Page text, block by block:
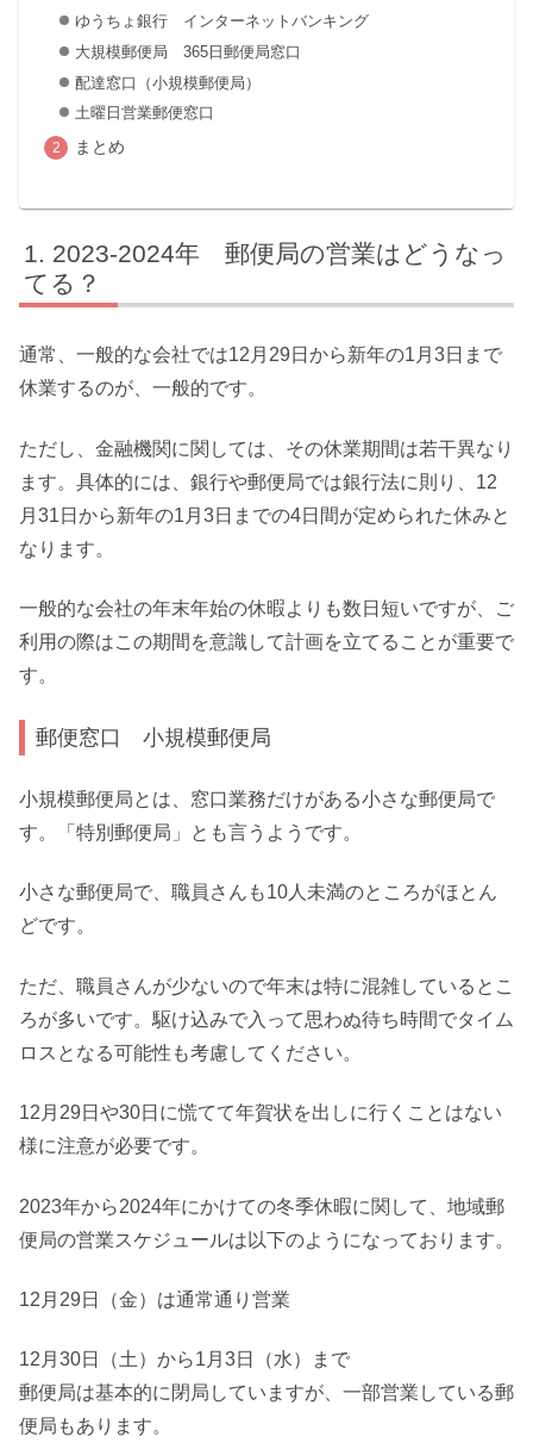
ゆうちょ銀行 インターネットバンキング
大規模郵便局 365日郵便局窓口
配達窓口（小規模郵便局）
土曜日営業郵便窓口
まとめ
2023-2024年 郵便局の営業はどうなっ
てる？
通常、一般的な会社では12月29日から新年の1月3日まで
休業するのが、一般的です。
ただし、金融機関に関しては、その休業期間は若干異なり
ます。具体的には、銀行や郵便局では銀行法に則り、12
月31日から新年の1月3日までの4日間が定められた休みと
なります。
一般的な会社の年末年始の休暇よりも数日短いですが、ご
利用の際はこの期間を意識して計画を立てることが重要で
す。
郵便窓口 小規模郵便局
小規模郵便局とは、窓口業務だけがある小さな郵便局で
す。「特別郵便局」とも言うようです。
小さな郵便局で、職員さんも10人未満のところがほとん
どです。
ただ、職員さんが少ないので年末は特に混雑しているとこ
ろが多いです。駆け込みで入って思わぬ待ち時間でタイム
ロスとなる可能性も考慮してください。
12月29日や30日に慌てて年賀状を出しに行くことはない
様に注意が必要です。
2023年から2024年にかけての冬季休暇に関して、地域郵
便局の営業スケジュールは以下のようになっております。
12月29日（金）は通常通り営業
12月30日（土）から1月3日（水）まで
郵便局は基本的に閉局していますが、一部営業している郵
便局もあります。